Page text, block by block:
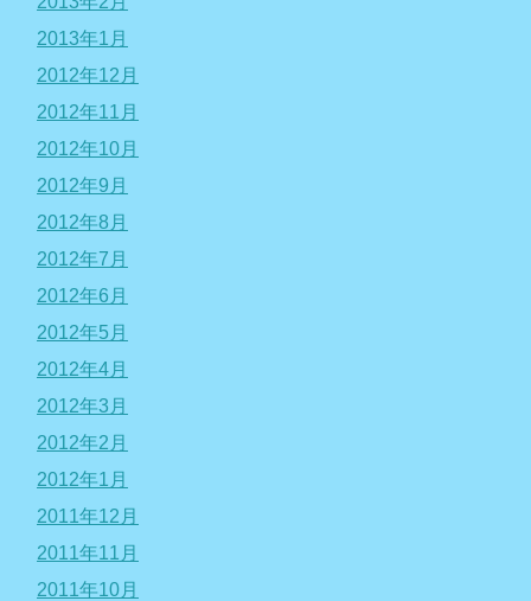
2013年1月
2012年12月
2012年11月
2012年10月
2012年9月
2012年8月
2012年7月
2012年6月
2012年5月
2012年4月
2012年3月
2012年2月
2012年1月
2011年12月
2011年11月
2011年10月